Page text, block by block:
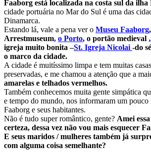
Faaborg está localizada na costa sul da ilha
cidade portuária no Mar do Sul é uma das
Dinamarca.
Estando lá, vale a pena ver o Museu Faaborg
Arrestmuseum, o Porto, o portão medieval
igreja muito bonita –St. Igreja Nicolai -do
o marco da cidade.
A cidade é muitíssimo limpa e tem muitas
preservadas, e me chamou a atenção que a
amarelas e telhados vermelhos.
Também conhecemos muita gente simpática
e tempo do mundo, nos informaram um pouco
Faaborg e seus habitantes.
Não é tudo super romântico, gente? Amei
certeza, dessa vez não vou mais esquecer
E seus maridos / mulheres também já
com alguma coisa semelhante?